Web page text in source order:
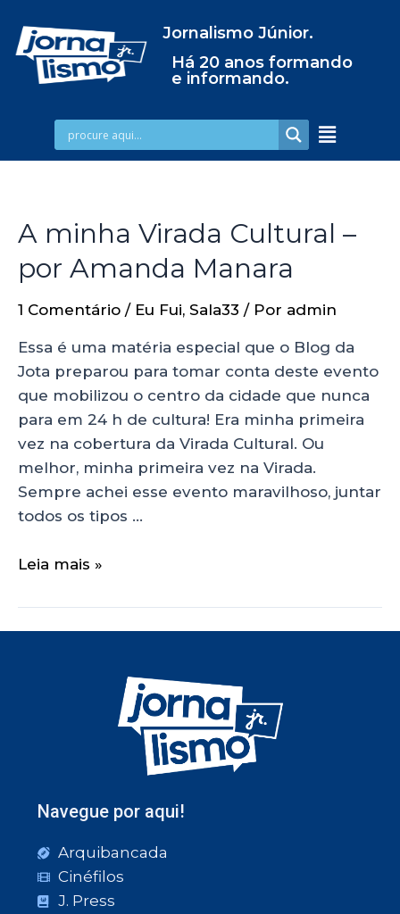
Jornalismo Júnior.
Há 20 anos formando
e informando.
A minha Virada Cultural –
por Amanda Manara
1 Comentário / Eu Fui, Sala33 / Por admin
Essa é uma matéria especial que o Blog da
Jota preparou para tomar conta deste evento
que mobilizou o centro da cidade que nunca
para em 24 h de cultura! Era minha primeira
vez na cobertura da Virada Cultural. Ou
melhor, minha primeira vez na Virada.
Sempre achei esse evento maravilhoso, juntar
todos os tipos …
Leia mais »
Navegue por aqui!
Arquibancada
Cinéfilos
J. Press